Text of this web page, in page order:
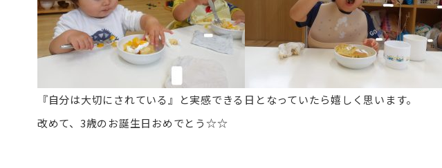
『自分は大切にされている』と実感できる日となっていたら嬉しく思います。
改めて、3歳のお誕生日おめでとう☆☆